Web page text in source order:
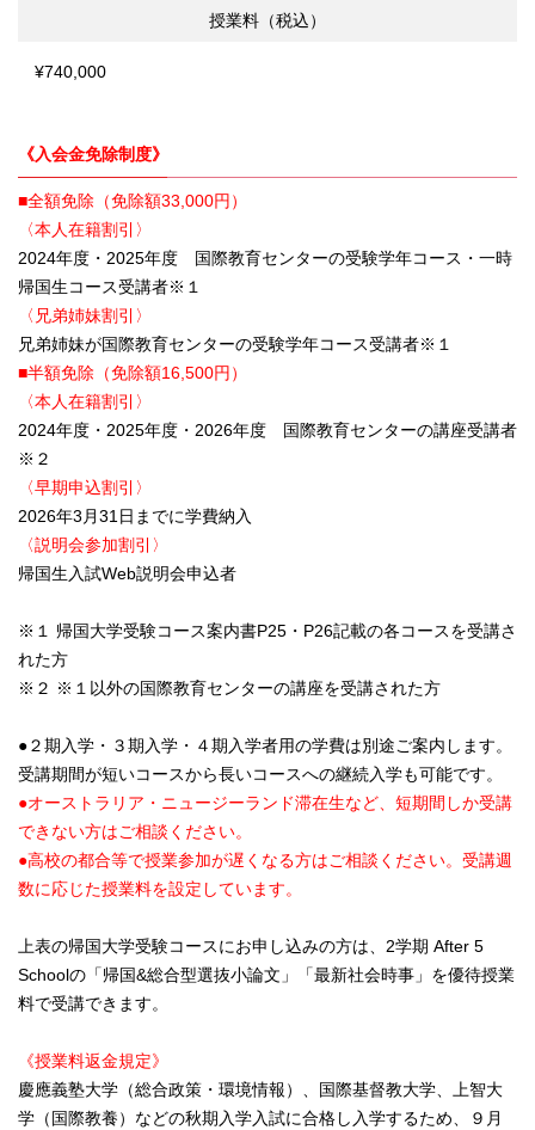
授業料（税込）
¥740,000
《入会金免除制度》
■全額免除（免除額33,000円）
〈本人在籍割引〉
2024年度・2025年度 国際教育センターの受験学年コース・一時
帰国生コース受講者※１
〈兄弟姉妹割引〉
兄弟姉妹が国際教育センターの受験学年コース受講者※１
■半額免除（免除額16,500円）
〈本人在籍割引〉
2024年度・2025年度・2026年度 国際教育センターの講座受講者
※２
〈早期申込割引〉
2026年3月31日までに学費納入
〈説明会参加割引〉
帰国生入試Web説明会申込者
※１ 帰国大学受験コース案内書P25・P26記載の各コースを受講さ
れた方
※２ ※１以外の国際教育センターの講座を受講された方
●２期入学・３期入学・４期入学者用の学費は別途ご案内します。
受講期間が短いコースから長いコースへの継続入学も可能です。
●オーストラリア・ニュージーランド滞在生など、短期間しか受講
できない方はご相談ください。
●高校の都合等で授業参加が遅くなる方はご相談ください。受講週
数に応じた授業料を設定しています。
上表の帰国大学受験コースにお申し込みの方は、2学期 After 5
Schoolの「帰国&総合型選抜小論文」「最新社会時事」を優待授業
料で受講できます。
《授業料返金規定》
慶應義塾大学（総合政策・環境情報）、国際基督教大学、上智大
学（国際教養）などの秋期入学入試に合格し入学するため、９月